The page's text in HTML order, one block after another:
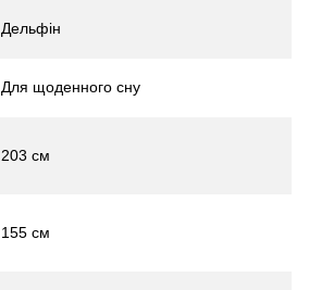
Дельфін
Для щоденного сну
203 см
155 см